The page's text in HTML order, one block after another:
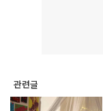
관련글